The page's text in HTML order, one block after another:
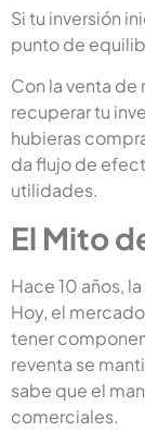
Si tu inversión
punto de
Con la venta
recuperar tu
hubieras
da flujo de
utilidades.
El Mito
Hace 10 años,
Hoy, el
tener
reventa se
sabe que el
comerciales.